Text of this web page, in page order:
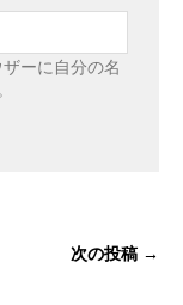
ーに自分の名
次の投稿 →